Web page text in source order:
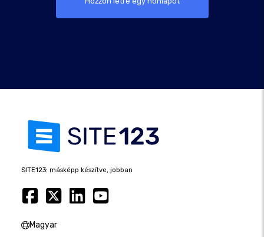
SITE123: másképp készítve, jobban
Magyar